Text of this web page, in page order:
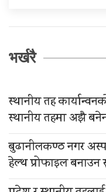
भर्खरै
स्थानीय तह
स्थानीय तहमा अझै
बुढानीलकण्ठ नगर
हेल्थ प्रोफाइल